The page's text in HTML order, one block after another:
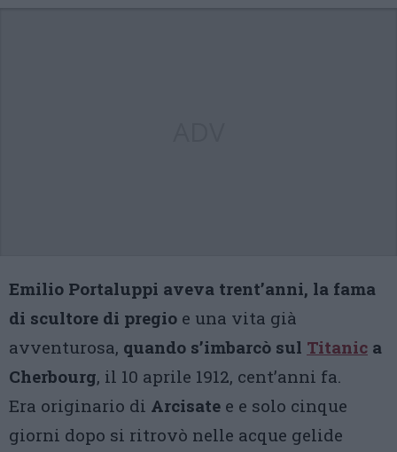
Emilio Portaluppi aveva trent’anni, la fama
di scultore di pregio e una vita già
avventurosa, quando s’imbarcò sul Titanic a
Cherbourg, il 10 aprile 1912, cent’anni fa.
Era originario di Arcisate e e solo cinque
giorni dopo si ritrovò nelle acque gelide